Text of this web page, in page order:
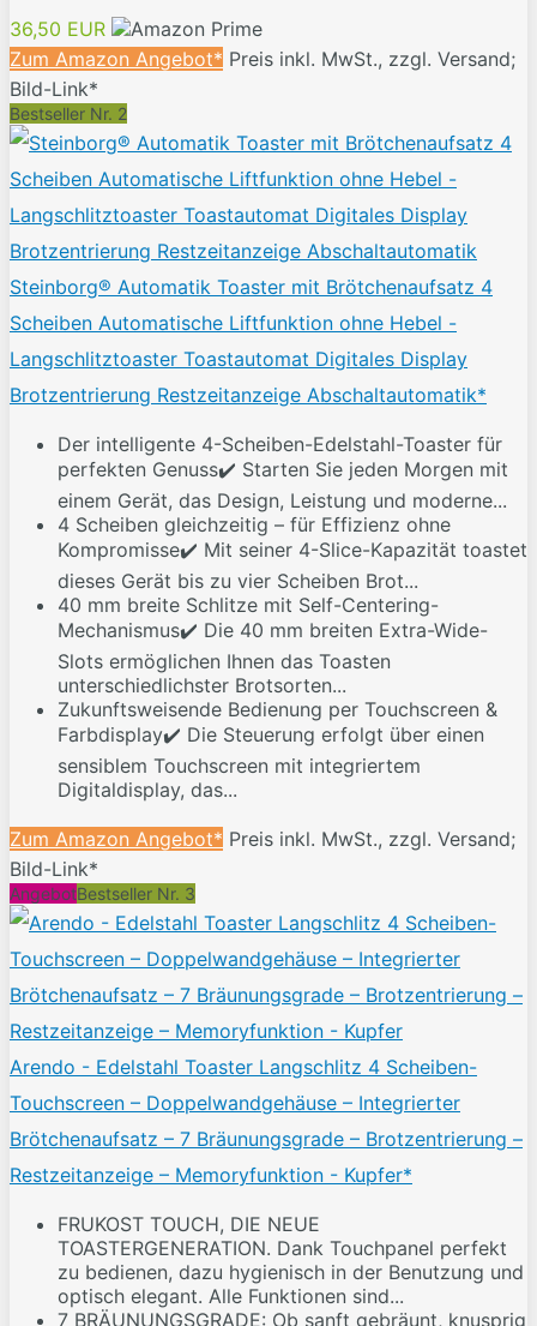
36,50 EUR
Zum Amazon Angebot* Preis inkl. MwSt., zzgl. Versand;
Bild-Link*
Bestseller Nr. 2
Steinborg® Automatik Toaster mit Brötchenaufsatz 4
Scheiben Automatische Liftfunktion ohne Hebel -
Langschlitztoaster Toastautomat Digitales Display
Brotzentrierung Restzeitanzeige Abschaltautomatik*
Der intelligente 4-Scheiben-Edelstahl-Toaster für
perfekten Genuss✔️ Starten Sie jeden Morgen mit
einem Gerät, das Design, Leistung und moderne...
4 Scheiben gleichzeitig – für Effizienz ohne
Kompromisse✔️ Mit seiner 4-Slice-Kapazität toastet
dieses Gerät bis zu vier Scheiben Brot...
40 mm breite Schlitze mit Self-Centering-
Mechanismus✔️ Die 40 mm breiten Extra-Wide-
Slots ermöglichen Ihnen das Toasten
unterschiedlichster Brotsorten...
Zukunftsweisende Bedienung per Touchscreen &
Farbdisplay✔️ Die Steuerung erfolgt über einen
sensiblem Touchscreen mit integriertem
Digitaldisplay, das...
Zum Amazon Angebot* Preis inkl. MwSt., zzgl. Versand;
Bild-Link*
AngebotBestseller Nr. 3
Arendo - Edelstahl Toaster Langschlitz 4 Scheiben-
Touchscreen – Doppelwandgehäuse – Integrierter
Brötchenaufsatz – 7 Bräunungsgrade – Brotzentrierung –
Restzeitanzeige – Memoryfunktion - Kupfer*
FRUKOST TOUCH, DIE NEUE
TOASTERGENERATION. Dank Touchpanel perfekt
zu bedienen, dazu hygienisch in der Benutzung und
optisch elegant. Alle Funktionen sind...
7 BRÄUNUNGSGRADE: Ob sanft gebräunt, knusprig